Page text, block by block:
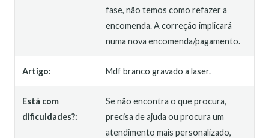
fase, não temos como refazer a
encomenda. A correção implicará
numa nova encomenda/pagamento.
Artigo: Mdf branco gravado a laser.
Está com
dificuldades?:
Se não encontra o que procura,
precisa de ajuda ou procura um
atendimento mais personalizado,